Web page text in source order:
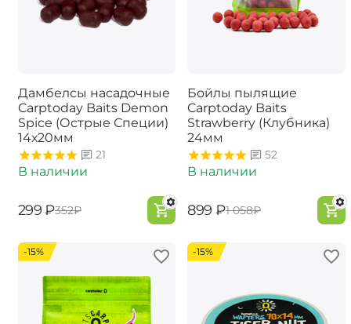
Дамбелсы насадочные
Carptoday Baits Demon
Spice (Острые Специи)
14х20мм
21
В наличии
‍299‍ ₽‍352‍₽
Бойлы пылящие
Carptoday Baits
Strawberry (Клубника)
24мм
52
В наличии
‍899‍ ₽‍1 058‍₽
-15% -15%